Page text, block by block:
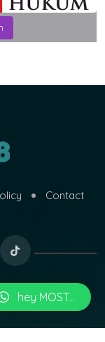
Contact
byMARI
hey MOST...